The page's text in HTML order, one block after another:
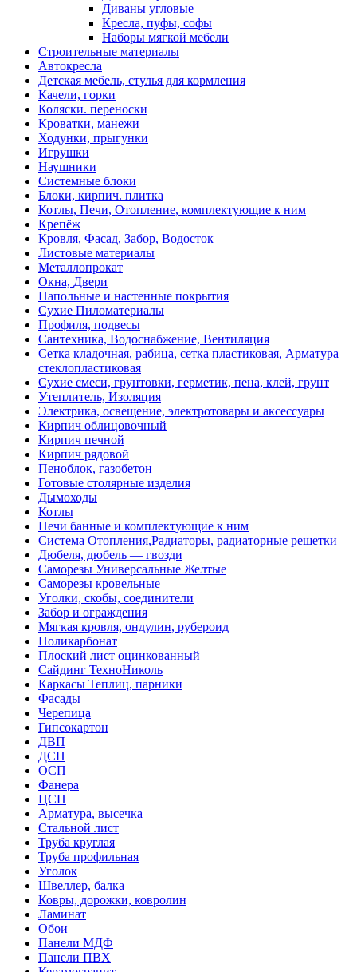
Диваны угловые
Кресла, пуфы, софы
Наборы мягкой мебели
Строительные материалы
Автокресла
Детская мебель, стулья для кормления
Качели, горки
Коляски. переноски
Кроватки, манежи
Ходунки, прыгунки
Игрушки
Наушники
Системные блоки
Блоки, кирпич. плитка
Котлы, Печи, Отопление, комплектующие к ним
Крепёж
Кровля, Фасад, Забор, Водосток
Листовые материалы
Металлопрокат
Окна, Двери
Напольные и настенные покрытия
Сухие Пиломатериалы
Профиля, подвесы
Сантехника, Водоснабжение, Вентиляция
Сетка кладочная, рабица, сетка пластиковая, Арматура
стеклопластиковая
Сухие смеси, грунтовки, герметик, пена, клей, грунт
Утеплитель, Изоляция
Электрика, освещение, электротовары и аксессуары
Кирпич облицовочный
Кирпич печной
Кирпич рядовой
Пеноблок, газобетон
Готовые столярные изделия
Дымоходы
Котлы
Печи банные и комплектующие к ним
Система Отопления,Радиаторы, радиаторные решетки
Дюбеля, дюбель — гвозди
Саморезы Универсальные Желтые
Саморезы кровельные
Уголки, скобы, соединители
Забор и ограждения
Мягкая кровля, ондулин, рубероид
Поликарбонат
Плоский лист оцинкованный
Сайдинг ТехноНиколь
Каркасы Теплиц, парники
Фасады
Черепица
Гипсокартон
ДВП
ДСП
ОСП
Фанера
ЦСП
Арматура, высечка
Стальной лист
Труба круглая
Труба профильная
Уголок
Швеллер, балка
Ковры, дорожки, ковролин
Ламинат
Обои
Панели МДФ
Панели ПВХ